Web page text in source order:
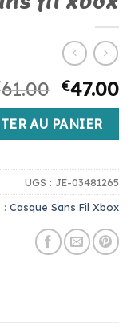
61.00 €47.00
fil xboxAU PANIER
UGS : JE-03481265
: Casque Sans Fil Xbox